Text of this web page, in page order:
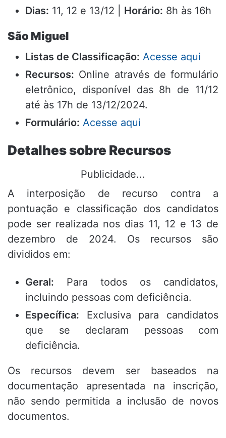
Dias: 11, 12 e 13/12 | Horário: 8h às 16h
São Miguel
Listas de Classificação: Acesse aqui
Recursos: Online através de formulário
eletrônico, disponível das 8h de 11/12
até às 17h de 13/12/2024.
Formulário: Acesse aqui
Detalhes sobre Recursos
Publicidade...
A interposição de recurso contra a
pontuação e classificação dos candidatos
pode ser realizada nos dias 11, 12 e 13 de
dezembro de 2024. Os recursos são
divididos em:
Geral: Para todos os candidatos,
incluindo pessoas com deficiência.
Específica: Exclusiva para candidatos
que se declaram pessoas com
deficiência.
Os recursos devem ser baseados na
documentação apresentada na inscrição,
não sendo permitida a inclusão de novos
documentos.